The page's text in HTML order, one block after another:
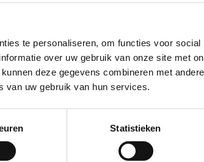
te personaliseren, om functies voor
over uw gebruik van onze site met
deze gegevens combineren met
van uw gebruik van hun services.
Statistieken
Eenvoudig ruilen of retour